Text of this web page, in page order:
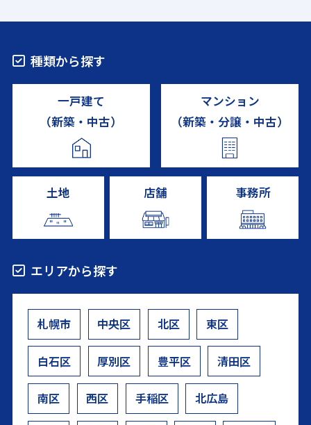
種類から探す
一戸建て
（新築・中古）
マンション
（新築・分譲・中古）
土地 店舗 事務所
エリアから探す
札幌市 中央区 北区 東区
白石区 厚別区 豊平区 清田区
南区 西区 手稲区 北広島